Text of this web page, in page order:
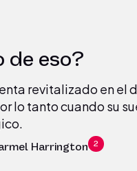
de eso?
revitalizado en el
tanto cuando su
Harrington 2